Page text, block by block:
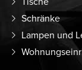
Schränke
Lampen und